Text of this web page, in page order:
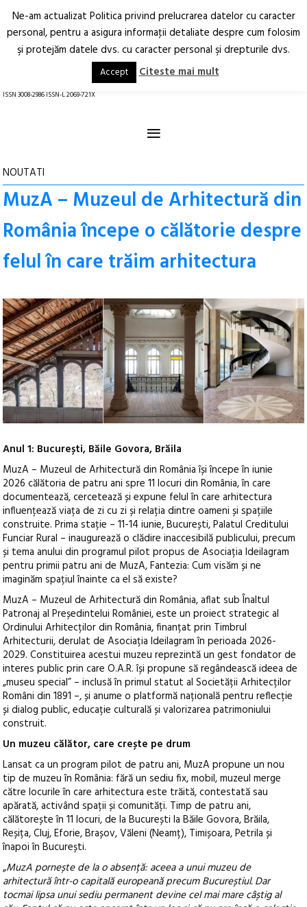
Arhitectură.
Oraș.
RO EN
ISSN 3008-2986 ISSN-L 2069-721X
≡
NOUTATI
MuzA – Muzeul de Arhitectură din
România începe o călătorie despre
felul în care trăim arhitectura
Anul 1: București, Băile Govora, Brăila
MuzA – Muzeul de Arhitectură din România își începe în iunie
2026 călătoria de patru ani spre 11 locuri din România, în care
documentează, cercetează și expune felul în care arhitectura
influențează viața de zi cu zi și relația dintre oameni și spațiile
construite. Prima stație – 11-14 iunie, București, Palatul Creditului
Funciar Rural – inaugurează o clădire inaccesibilă publicului, precum
și tema anului din programul pilot propus de Asociația Ideilagram
pentru primii patru ani de MuzA, Fantezia: Cum visăm și ne
imaginăm spațiul înainte ca el să existe?
MuzA – Muzeul de Arhitectură din România, aflat sub Înaltul
Patronaj al Președintelui României, este un proiect strategic al
Ordinului Arhitecților din România, finanțat prin Timbrul
Arhitecturii, derulat de Asociația Ideilagram în perioada 2026-
2029. Constituirea acestui muzeu reprezintă un gest fondator de
interes public prin care O.A.R. își propune să regândească ideea de
„museu special” – inclusă în primul statut al Societății Arhitecților
Români din 1891 –, și anume o platformă națională pentru reflecție
și dialog public, educație culturală și valorizarea patrimoniului
construit.
Un muzeu călător, care crește pe drum
Lansat ca un program pilot de patru ani, MuzA propune un nou
tip de muzeu în România: fără un sediu fix, mobil, muzeul merge
către locurile în care arhitectura este trăită, contestată sau
apărată, activând spații și comunități. Timp de patru ani,
călătorește în 11 locuri, de la București la Băile Govora, Brăila,
Reșița, Cluj, Eforie, Brașov, Văleni (Neamț), Timișoara, Petrila și
înapoi în București.
„MuzA pornește de la o absență: aceea a unui muzeu de
arhitectură într-o capitală europeană precum Bucureștiul. Dar
tocmai lipsa unui sediu permanent devine cel mai mare câștig al
Ne-am actualizat Politica privind prelucrarea datelor cu caracter
personal, pentru a asigura informaţii detaliate despre cum folosim
şi protejăm datele dvs. cu caracter personal şi drepturile dvs.
Accept Citeste mai mult